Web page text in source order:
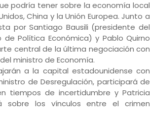
podría tener sobre la economía local
China y la Unión Europea. Junto a
por Santiago Bausili (presidente del
Política Económica) y Pablo Quirno
central de la última negociación con
ministro de Economía.
a la capital estadounidense con
de Desregulación, participará de
tiempos de incertidumbre y Patricia
sobre los vínculos entre el crimen